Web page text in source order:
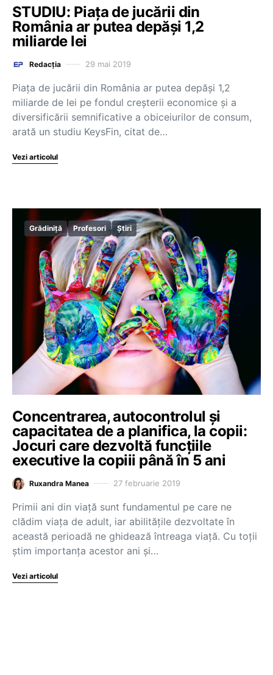
STUDIU: Piața de jucării din
România ar putea depăşi 1,2
miliarde lei
Redacția 29 mai 2019
Piața de jucării din România ar putea depăși 1,2
miliarde de lei pe fondul creşterii economice şi a
diversificării semnificative a obiceiurilor de consum,
arată un studiu KeysFin, citat de…
Vezi articolul
Grădiniță Profesori Știri
Concentrarea, autocontrolul și
capacitatea de a planifica, la copii:
Jocuri care dezvoltă funcțiile
executive la copiii până în 5 ani
Ruxandra Manea 27 februarie 2019
Primii ani din viață sunt fundamentul pe care ne
clădim viața de adult, iar abilitățile dezvoltate în
această perioadă ne ghidează întreaga viață. Cu toții
știm importanța acestor ani și…
Vezi articolul